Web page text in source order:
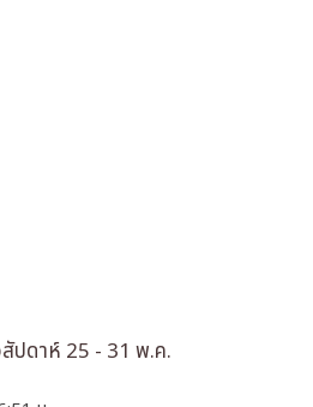
ปดาห์ 25 - 31 พ.ค.